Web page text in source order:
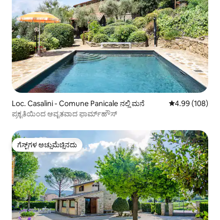
Loc. Casalini - Comune Panicale ನಲ್ಲಿ ಮನೆ 5 ರಲ್ಲಿ 4.99
4.99 (108)
ಪ್ರಕೃತಿಯಿಂದ ಆವೃತವಾದ ಫಾರ್ಮ್‌ಹೌಸ್
ಗೆಸ್ಟ್‌ಗಳ ಅಚ್ಚುಮೆಚ್ಚಿನದು
ಗೆಸ್ಟ್‌ಗಳ ಅಚ್ಚುಮೆಚ್ಚಿನದು